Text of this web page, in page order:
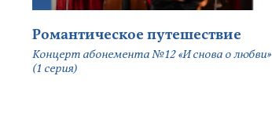
Романтическое путешествие
Концерт абонемента №12 «И снова о любви»
(1 серия)